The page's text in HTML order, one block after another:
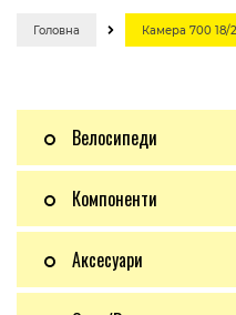
Головна Камера 700 18/
Велосипеди
Компоненти
Аксесуари